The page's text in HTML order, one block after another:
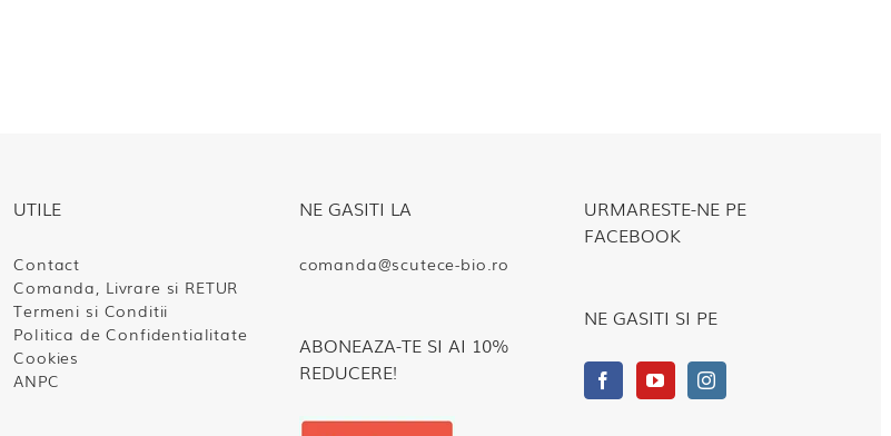
UTILE
Contact
Comanda, Livrare si RETUR
Termeni si Conditii
Politica de Confidentialitate
Cookies
ANPC
NE GASITI LA
comanda@scutece-bio.ro
ABONEAZA-TE SI AI 10%
REDUCERE!
URMARESTE-NE PE
FACEBOOK
NE GASITI SI PE